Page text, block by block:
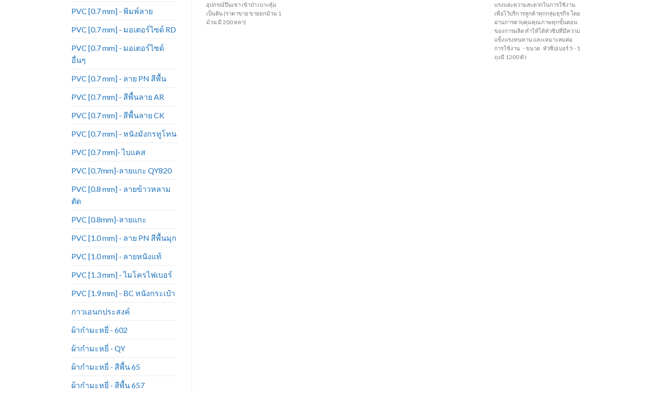
PVC [0.7 mm] - พิมพ์ลาย
PVC [0.7 mm] - มอเตอร์ไซด์ RD
PVC [0.7 mm] - มอเตอร์ไซด์
อื่นๆ
PVC [0.7 mm] - ลาย PN สีพื้น
PVC [0.7 mm] - สีพื้นลาย AR
PVC [0.7 mm] - สีพื้นลาย CK
PVC [0.7 mm] - หนังมังกรทูโทน
PVC [0.7 mm]- ไบแคส
PVC [0.7mm]-ลายแกะ QY820
PVC [0.8 mm] - ลายข้าวหลาม
ตัด
PVC [0.8mm]-ลายแกะ
PVC [1.0 mm] - ลาย PN สีพื้นมุก
PVC [1.0 mm] - ลายหนังแท้
PVC [1.3 mm] - ไมโครไฟเบอร์
PVC [1.9 mm] - BC หนังกระเป๋า
กาวเอนกประสงค์
ผ้ากำมะหยี่ - 602
ผ้ากำมะหยี่ - QY
ผ้ากำมะหยี่ - สีพื้น 65
ผ้ากำมะหยี่ - สีพื้น 657
อุปกรณ์ปีนเขา เข้าป่า เบาะหุ้ม
เป็นต้น (ราคาขาย ขายยกม้วน 1
ม้วน มี 200 หลา)
แรงและความสะดวกในการใช้งาน
เพื่อไว้บริการลูกค้าทุกกลุ่มธุรกิจ โดย
ผ่านการควบคุมคุณภาพทุกขั้นตอน
ของการผลิตทำให้ได้หัวซิป ที่มีความ
แข็งแรงทนทาน และเหมาะสมต่อ
การใช้งาน - ขนาด หัวซิปเบอร์ 5 - 1
ถุงมี 1200 ตัว
ฉากกกั้น ฯ งานฟอนิเจอร์และงาน